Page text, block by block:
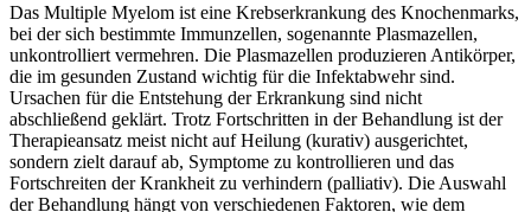
Das Multiple Myelom ist eine Krebserkrankung des Knochenmarks,
bei der sich bestimmte Immunzellen, sogenannte Plasmazellen,
unkontrolliert vermehren. Die Plasmazellen produzieren Antikörper,
die im gesunden Zustand wichtig für die Infektabwehr sind.
Ursachen für die Entstehung der Erkrankung sind nicht
abschließend geklärt. Trotz Fortschritten in der Behandlung ist der
Therapieansatz meist nicht auf Heilung (kurativ) ausgerichtet,
sondern zielt darauf ab, Symptome zu kontrollieren und das
Fortschreiten der Krankheit zu verhindern (palliativ). Die Auswahl
der Behandlung hängt von verschiedenen Faktoren, wie dem